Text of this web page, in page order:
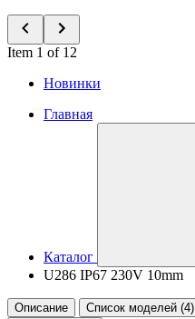
Item 1 of 12
Новинки
Главная
Каталог
U286 IP67 230V 10mm
Описание
Список моделей (4)